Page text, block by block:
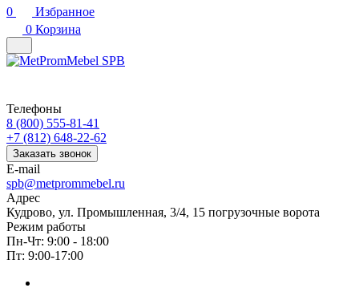
0
Избранное
0 Корзина
Телефоны
8 (800) 555-81-41
+7 (812) 648-22-62
Заказать звонок
E-mail
spb@metprommebel.ru
Адрес
Кудрово, ул. Промышленная, 3/4, 15 погрузочные ворота
Режим работы
Пн-Чт: 9:00 - 18:00
Пт: 9:00-17:00